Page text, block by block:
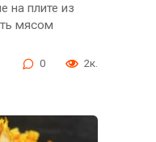
на плите из
мясом
0 2к.